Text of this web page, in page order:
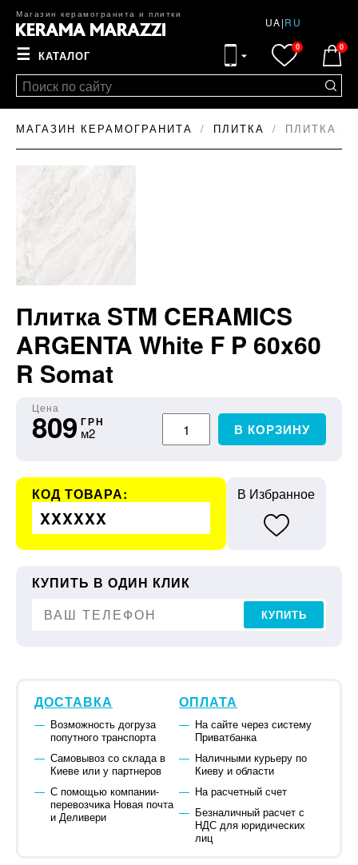
Магазин керамогранита и плитки
UA|RU
☰ КАТАЛОГ
0 0
МАГАЗИН КЕРАМОГРАНИТА ПЛИТКА ПЛИТКА
Плитка STM CERAMICS
ARGENTA White F P 60x60
R Somat
Цена
809 ГРН
м2 В КОРЗИНУ
КОД ТОВАРА:
XXXXXX
В Избранное
КУПИТЬ В ОДИН КЛИК
КУПИТЬ
ДОСТАВКА
Возможность догруза
попутного транспорта
Самовывоз со склада в
Киеве или у партнеров
С помощью компании-
перевозчика Новая почта
и Деливери
ОПЛАТА
На сайте через систему
Приватбанка
Наличными курьеру по
Киеву и области
На расчетный счет
Безналичный расчет с
НДС для юридических
лиц